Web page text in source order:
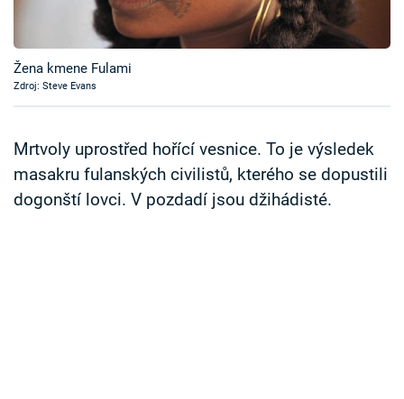
Sledujte prima+
Sledujte nás
Žena kmene Fulami
Zdroj: Steve Evans
Mrtvoly uprostřed hořící vesnice. To je výsledek
masakru fulanských civilistů, kterého se dopustili
dogonští lovci. V pozdadí jsou džihádisté.